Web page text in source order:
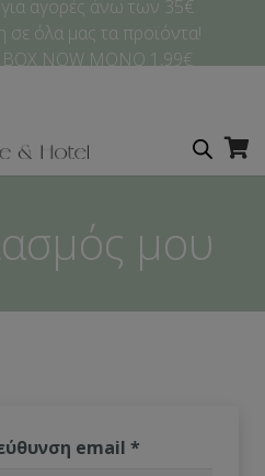
αγορές άνω των 35€
όλα μας τα προϊόντα!
NOW ΜΟΝΟ 1,99€
μου
email *